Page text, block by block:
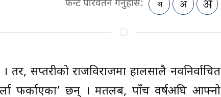
फन्ट परिवर्तन गर्नुहोस:
सप्तरीको राजविराजमा हालसालै नवनिर्वाचित
फर्काएका’ छन् । मतलब, पाँच वर्षअघि आफ्नो